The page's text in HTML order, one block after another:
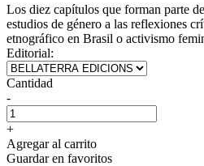
Los diez capítulos que forman parte
estudios de género a las reflexiones
etnográfico en Brasil o activismo
Editorial:
Cantidad
-
+
Agregar al carrito
Guardar en favoritos